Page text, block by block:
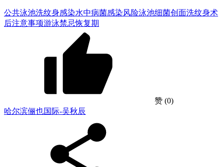
公共泳池洗纹身感染水中病菌感染风险泳池细菌创面洗纹身术
后注意事项游泳禁忌恢复期
赞 (0)
哈尔滨俪也国际-吴秋辰